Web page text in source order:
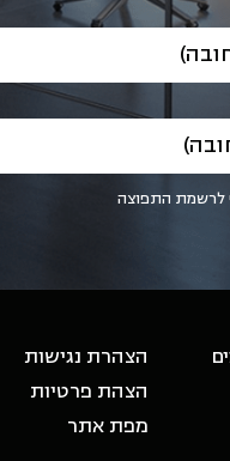
לרשמת התפוצה
הצהרת נגישות
הצהת פרטיות
מפת אתר